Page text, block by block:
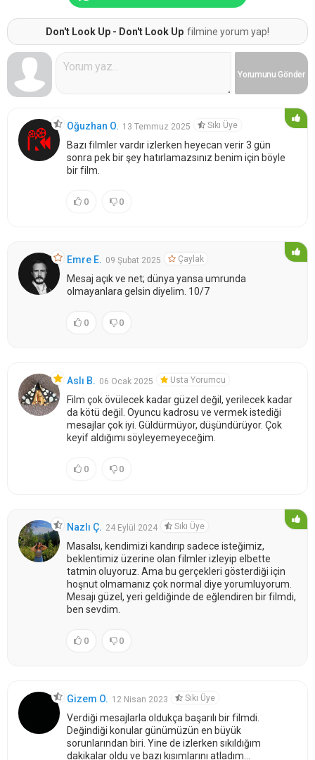
Don't Look Up - Don't Look Up filmine yorum yap!
Yorumunu Gönder
Oğuzhan O. 13 Temmuz 2025 Sıkı Üye
Bazı filmler vardır izlerken heyecan verir 3 gün
sonra pek bir şey hatırlamazsınız benim için böyle
bir film.
0 0
Emre E. 09 Şubat 2025 Çaylak
Mesaj açık ve net; dünya yansa umrunda
olmayanlara gelsin diyelim. 10/7
0 0
Aslı B. 06 Ocak 2025 Usta Yorumcu
Film çok övülecek kadar güzel değil, yerilecek kadar
da kötü değil. Oyuncu kadrosu ve vermek istediği
mesajlar çok iyi. Güldürmüyor, düşündürüyor. Çok
keyif aldığımı söyleyemeyeceğim.
0 0
Nazlı Ç. 24 Eylül 2024 Sıkı Üye
Masalsı, kendimizi kandırıp sadece isteğimiz,
beklentimiz üzerine olan filmler izleyip elbette
tatmin oluyoruz. Ama bu gerçekleri gösterdiği için
hoşnut olmamanız çok normal diye yorumluyorum.
Mesajı güzel, yeri geldiğinde de eğlendiren bir filmdi,
ben sevdim.
0 0
Gizem O. 12 Nisan 2023 Sıkı Üye
Verdiği mesajlarla oldukça başarılı bir filmdi.
Değindiği konular günümüzün en büyük
sorunlarından biri. Yine de izlerken sıkıldığım
dakikalar oldu ve bazı kısımlarını atladım...